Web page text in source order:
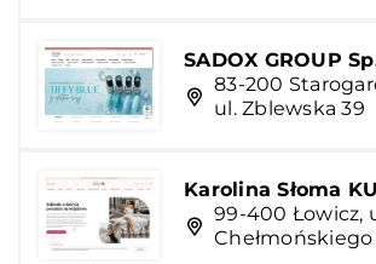
SADOX GROUP
83-200
ul. Zblewska 39
Karolina Słoma
99-400 Łowicz,
Chełmońskiego